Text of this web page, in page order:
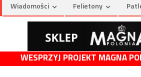
Wiadomości Felietony
WESPRZYJ PROJEKT MAGNA